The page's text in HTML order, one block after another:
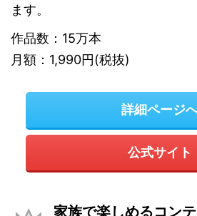
ます。
作品数：15万本
月額：1,990円(税抜)
詳細ページ
公式サイト
家族で楽しめるコン